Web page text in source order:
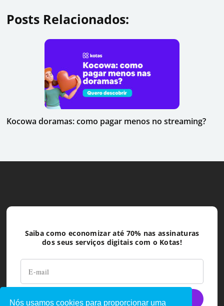
Posts Relacionados:
Kocowa doramas: como pagar menos no streaming?
Saiba como economizar até 70% nas assinaturas
dos seus serviços digitais com o Kotas!
Nós usamos cookies para proporcionar uma